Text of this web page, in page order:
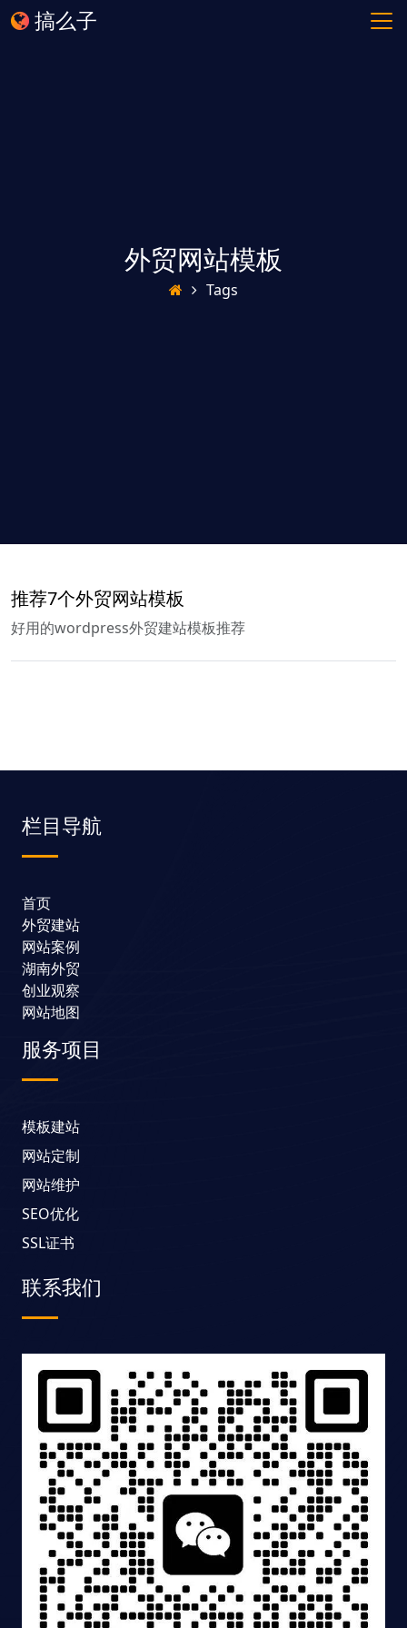
搞么子
外贸网站模板
Tags
推荐7个外贸网站模板
好用的wordpress外贸建站模板推荐
栏目导航
首页
外贸建站
网站案例
湖南外贸
创业观察
网站地图
服务项目
模板建站
网站定制
网站维护
SEO优化
SSL证书
联系我们